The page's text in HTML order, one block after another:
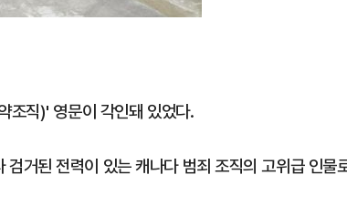
조직)' 영문이 각인돼 있었다.
거된 전력이 있는 캐나다 범죄 조직의 고위급 인물